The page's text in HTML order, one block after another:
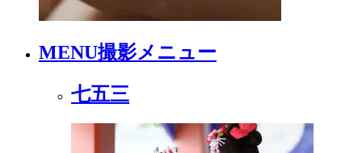
MENU撮影メニュー
七五三